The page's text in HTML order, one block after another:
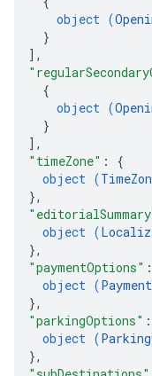
object (
}
] ,
{
object (
}
] ,
"timeZone" : {
object (
},
object (
},
"paymentOptions" :
object (
},
"parkingOptions" :
object (
},